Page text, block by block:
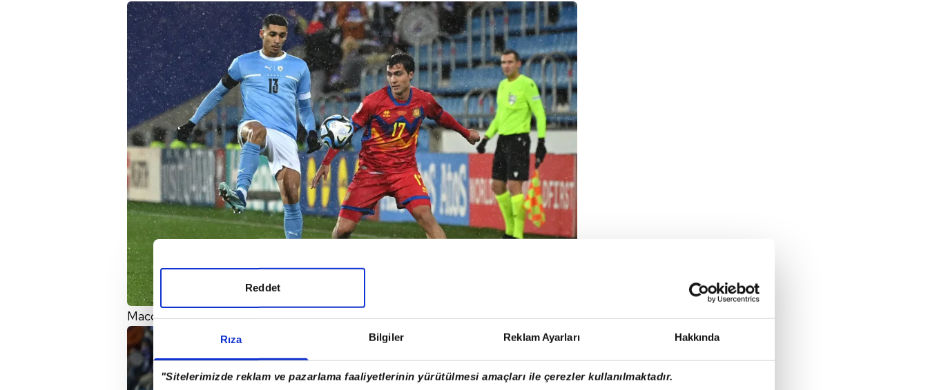
Rıza Bilgiler Reklam Ayarları Hakkında
"Sitelerimizde reklam ve pazarlama faaliyetlerinin yürütülmesi amaçları ile çerezler kullanılmaktadır.
Reddet
Maccabi Haifa'nın 19 yaşındaki kanat oyuncusu için gelen teklifi reddettiği belirtildi.